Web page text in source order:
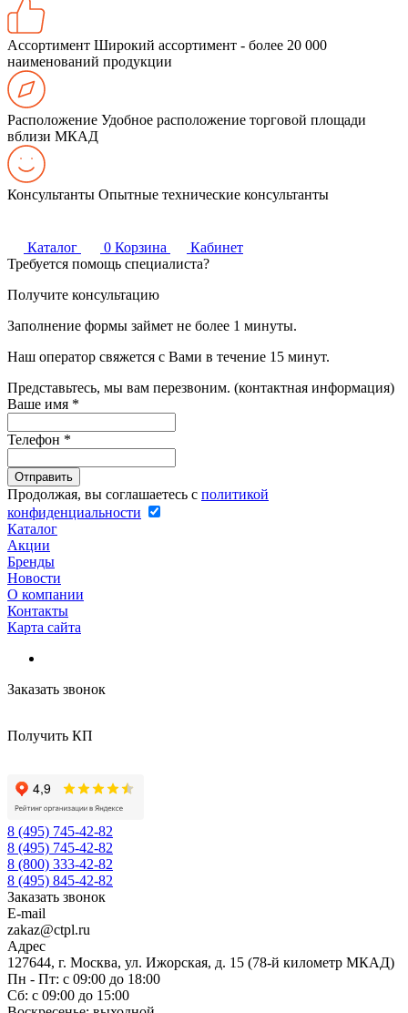
Ассортимент Широкий ассортимент - более 20 000
наименований продукции
Расположение Удобное расположение торговой площади
вблизи МКАД
Консультанты Опытные технические консультанты
Каталог 0 Корзина
Кабинет
Требуется помощь специалиста?
Получите консультацию
Заполнение формы займет не более 1 минуты.
Наш оператор свяжется с Вами в течение 15 минут.
Представьтесь, мы вам перезвоним. (контактная информация)
Ваше имя *
Телефон *
Продолжая, вы соглашаетесь с политикой
конфиденциальности
Каталог
Акции
Бренды
Новости
О компании
Контакты
Карта сайта
Заказать звонок
Получить КП
8 (495) 745-42-82
8 (495) 745-42-82
8 (800) 333-42-82
8 (495) 845-42-82
Заказать звонок
E-mail
zakaz@ctpl.ru
Адрес
127644, г. Москва, ул. Ижорская, д. 15 (78-й километр МКАД)
Пн - Пт: с 09:00 до 18:00
Сб: с 09:00 до 15:00